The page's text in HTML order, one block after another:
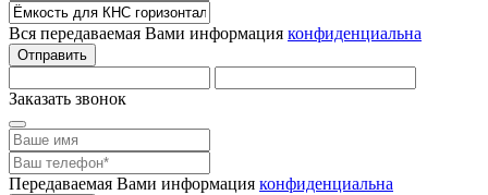
Вся передаваемая Вами информация конфиденциальна
Отправить
Заказать звонок
Передаваемая Вами информация конфиденциальна